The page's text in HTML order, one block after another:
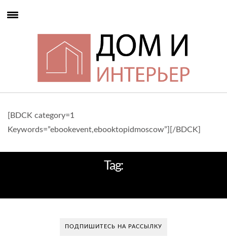
[BDCK category=1
Keywords=”ebookevent,ebooktopidmoscow”][/BDCK]
Tag:
ПОДПИШИТЕСЬ НА РАССЫЛКУ